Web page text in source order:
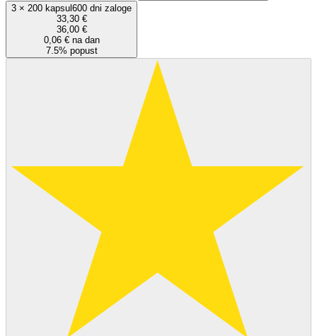
3 × 200 kapsul 600 dni zaloge
33,30 €
36,00 €
0,06 € na dan
7.5% popust